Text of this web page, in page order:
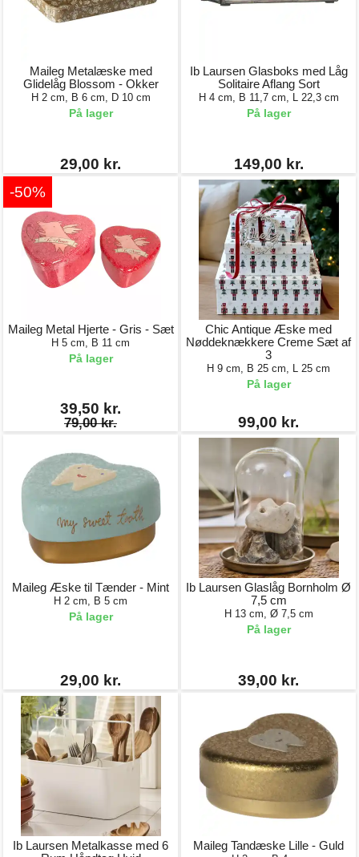
Maileg Metalæske med
Glidelåg Blossom - Okker
H 2 cm, B 6 cm, D 10 cm
På lager
29,00 kr.
Ib Laursen Glasboks med Låg
Solitaire Aflang Sort
H 4 cm, B 11,7 cm, L 22,3 cm
På lager
149,00 kr.
-50%
Maileg Metal Hjerte - Gris - Sæt
H 5 cm, B 11 cm
På lager
39,50 kr.
79,00 kr.
Chic Antique Æske med
Nøddeknækkere Creme Sæt af
3
H 9 cm, B 25 cm, L 25 cm
På lager
99,00 kr.
Maileg Æske til Tænder - Mint
H 2 cm, B 5 cm
På lager
29,00 kr.
Ib Laursen Glaslåg Bornholm Ø
7,5 cm
H 13 cm, Ø 7,5 cm
På lager
39,00 kr.
Ib Laursen Metalkasse med 6
Maileg Tandæske Lille - Guld